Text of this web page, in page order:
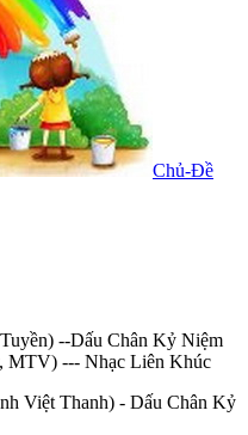
Chủ-Đề
--Dấu Chân Kỷ Niệm
MTV) --- Nhạc Liên Khúc
Việt Thanh) - Dấu Chân Kỷ